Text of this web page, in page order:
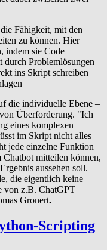
Fähigkeit, mit den
zu können. Hier
indem sie Code
durch Problemlösungen
ins Skript schreiben
die individuelle Ebene –
Überforderung. "Ich
eines komplexen
im Skript nicht alles
jede einzelne Funktion
mitteilen können,
aussehen soll.
die eigentlich keine
von z.B. ChatGPT
Gronert.
Scripting